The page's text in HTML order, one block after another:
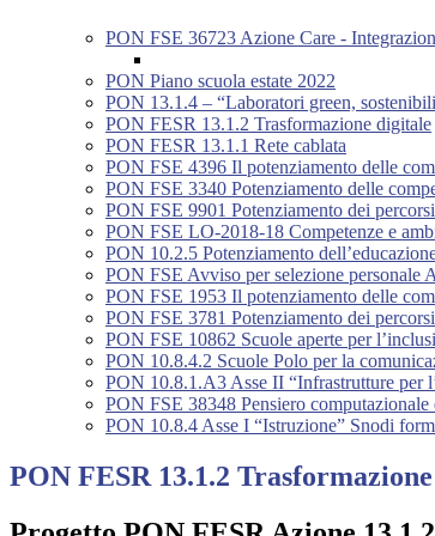
PON FSE 36723 Azione Care -
PON Piano scuola estate 2022
PON 13.1.4 – “Laboratori green,
PON FESR 13.1.2 Trasformazione digitale
PON FESR 13.1.1 Rete cablata
PON FSE 4396 Il potenziamento delle
PON FSE 3340 Potenziamento delle
PON FSE 9901 Potenziamento dei
PON FSE LO-2018-18 Competenze e
PON 10.2.5 Potenziamento
PON FSE Avviso per selezione personale
PON FSE 1953 Il potenziamento delle
PON FSE 3781 Potenziamento dei
PON FSE 10862 Scuole aperte per
PON 10.8.4.2 Scuole Polo per la
PON 10.8.1.A3 Asse II “Infrastrutture per
PON FSE 38348 Pensiero
PON 10.8.4 Asse I “Istruzione” Snodi
PON FESR 13.1.2